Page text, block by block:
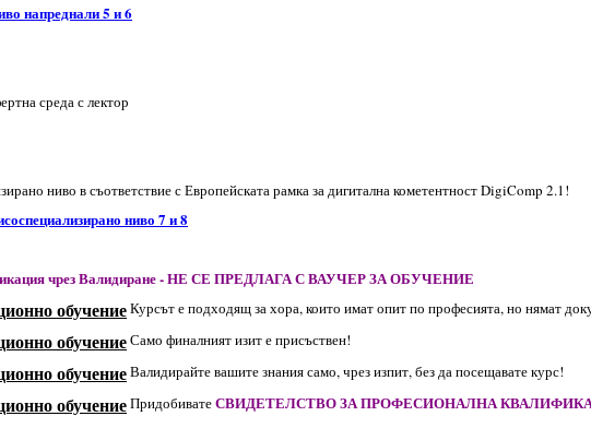
напреднали 5 и6
среда с лектор
ниво в съответствие с Европейската рамка за дигитална кометентност DigiComp 2.1!
ниво 7 и8
чрез Валидиране - НЕ СЕ ПРЕДЛАГА С ВАУЧЕР ЗА ОБУЧЕНИЕ
Курсът е подходящ за хора, които имат опит по професията, но нямат
Само финалният изит е присъствен!
Валидирайте вашите знания само, чрез изпит, без да посещавате курс!
ПридобиватеСВИДЕТЕЛСТВО ЗА ПРОФЕСИОНАЛНА